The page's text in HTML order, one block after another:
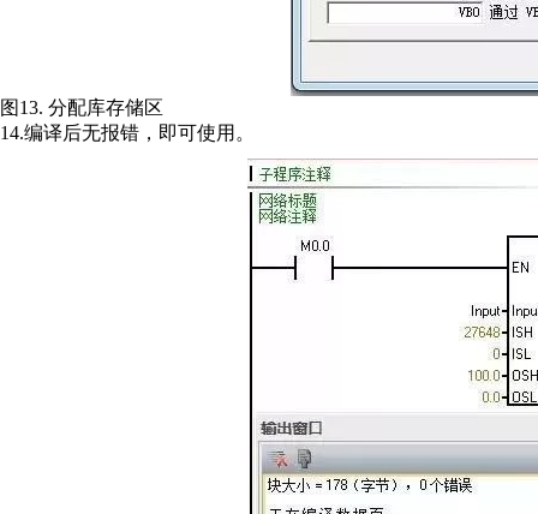
图13. 分配库存储区
14.编译后无报错，即可使用。